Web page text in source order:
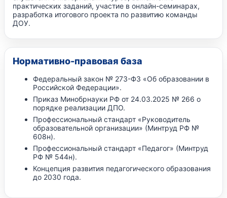
практических заданий, участие в онлайн-семинарах,
разработка итогового проекта по развитию команды
ДОУ.
Нормативно-правовая база
Федеральный закон № 273-ФЗ «Об образовании в
Российской Федерации».
Приказ Минобрнауки РФ от 24.03.2025 № 266 о
порядке реализации ДПО.
Профессиональный стандарт «Руководитель
образовательной организации» (Минтруд РФ №
608н).
Профессиональный стандарт «Педагог» (Минтруд
РФ № 544н).
Концепция развития педагогического образования
до 2030 года.